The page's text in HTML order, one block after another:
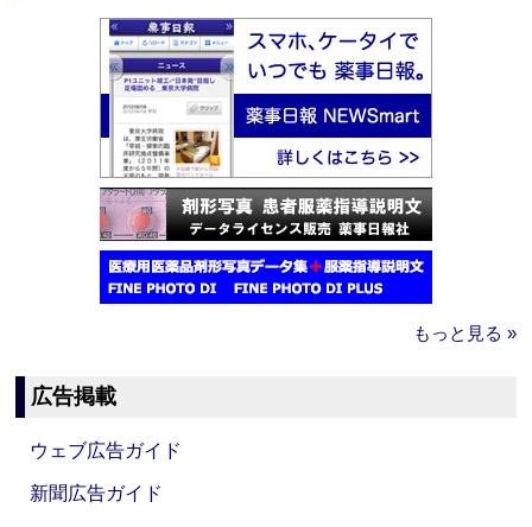
もっと見る »
広告掲載
ウェブ広告ガイド
新聞広告ガイド